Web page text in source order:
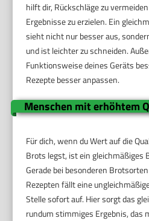
hilft dir, Rückschläge zu
Ergebnisse zu erzielen. Ein
sieht nicht nur besser aus,
und ist leichter zu schneiden.
Funktionsweise deines Geräts
Rezepte besser anpassen.
Menschen mit erhöhtem
Für dich, wenn du Wert auf die
Brots legst, ist ein gleichmäßiges
Gerade bei besonderen
Rezepten fällt eine
Stelle sofort auf. Hier sorgt das
rundum stimmiges Ergebnis, das